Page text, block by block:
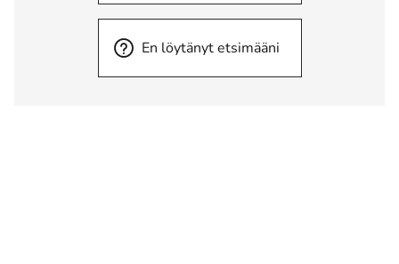
En löytänyt etsimääni